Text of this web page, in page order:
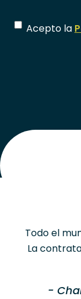
Acepto la
Todo el
La
-